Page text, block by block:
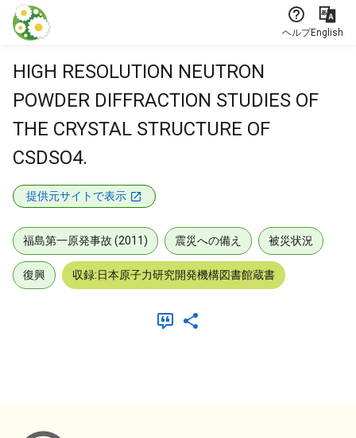
本文に飛ぶ
ヘルプEnglish
HIGH RESOLUTION NEUTRON
POWDER DIFFRACTION STUDIES OF
THE CRYSTAL STRUCTURE OF
CSDSO4.
提供元サイトで表示
福島第一原発事故 (2011) 震災への備え 被災状況
復興 収録:日本原子力研究開発機構図書館蔵書